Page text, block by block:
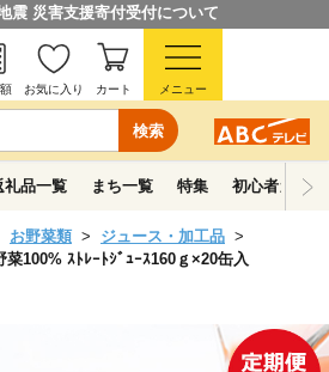
震 災害支援寄付受付について
検索
額 お気に入り カート メニュー
礼品一覧 まち一覧 特集 初心者ガイド
お野菜類
ジュース・加工品
菜100% ｽﾄﾚｰﾄｼﾞｭｰｽ160ｇ×20缶入